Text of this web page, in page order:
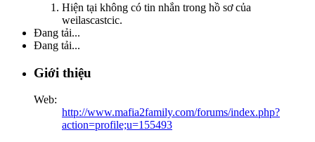
Hiện tại không có tin nhắn trong hồ sơ của
weilascastcic.
Đang tải...
Đang tải...
Giới thiệu
Web:
http://www.mafia2family.com/forums/index.php?
action=profile;u=155493